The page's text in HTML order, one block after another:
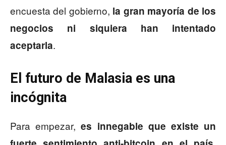
encuesta del gobierno, la gran mayoría de los
negocios ni siquiera han intentado
aceptarla.
El futuro de Malasia es una
incógnita
Para empezar,es innegable que existe un